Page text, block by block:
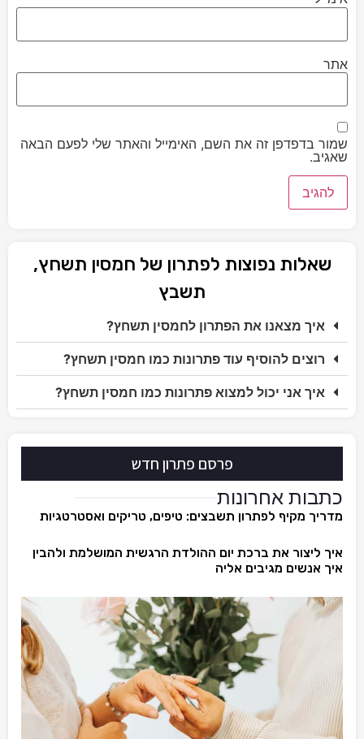
אתר
שמור בדפדפן זה את השם, האימייל והאתר שלי לפעם הבאה
שאגיב.
שאלות נפוצות לפתרון של חמסין תשחץ,
תשבץ
איך מצאנו את הפתרון לחמסין תשחץ?
רוצים להוסיף עוד פתרונות כמו חמסין תשחץ?
איך אני יכול למצוא פתרונות כמו חמסין תשחץ?
פרסם פתרון חדש
כתבות אחרונות
מדריך מקיף לפתרון תשבצים: טיפים, טריקים ואסטרטגיות
איך ליצור את ברכת יום ההולדת הרגשית המושלמת ולהבין
איך אנשים מגיבים אליה